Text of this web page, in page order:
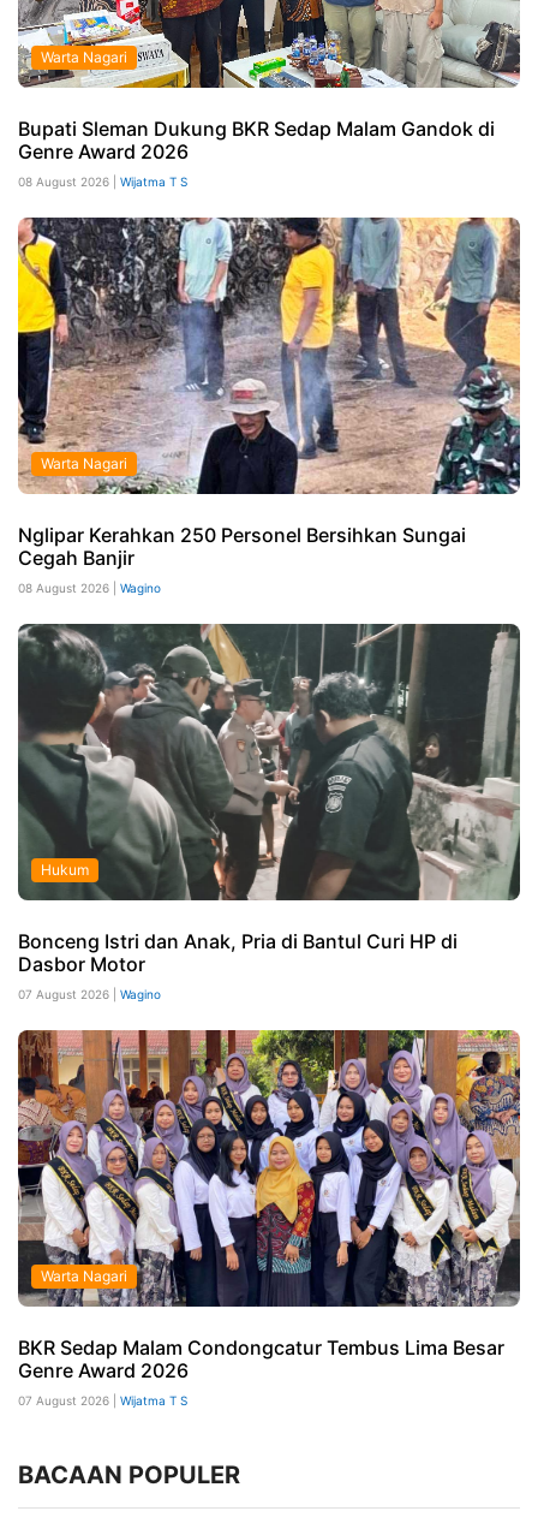
Warta Nagari
Bupati Sleman Dukung BKR Sedap Malam Gandok di
Genre Award 2026
08 August 2026 | Wijatma T S
Warta Nagari
Nglipar Kerahkan 250 Personel Bersihkan Sungai
Cegah Banjir
08 August 2026 | Wagino
Hukum
Bonceng Istri dan Anak, Pria di Bantul Curi HP di
Dasbor Motor
07 August 2026 | Wagino
Warta Nagari
BKR Sedap Malam Condongcatur Tembus Lima Besar
Genre Award 2026
07 August 2026 | Wijatma T S
BACAAN POPULER